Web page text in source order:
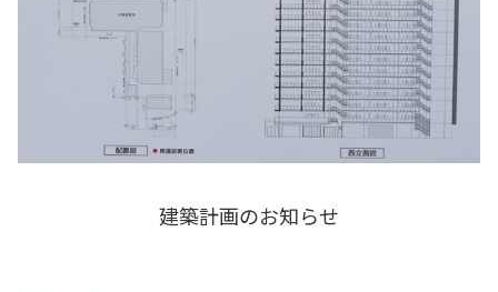
建築計画のお知らせ